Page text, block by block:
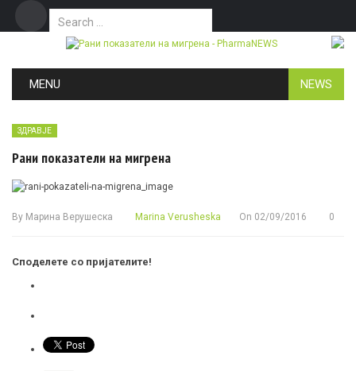
Search for:
MENU NEWS
ЗДРАВЈЕ
Рани показатели на мигрена
By Марина Верушеска Marina Verusheska On 02/09/2016 0
Споделете со пријателите!